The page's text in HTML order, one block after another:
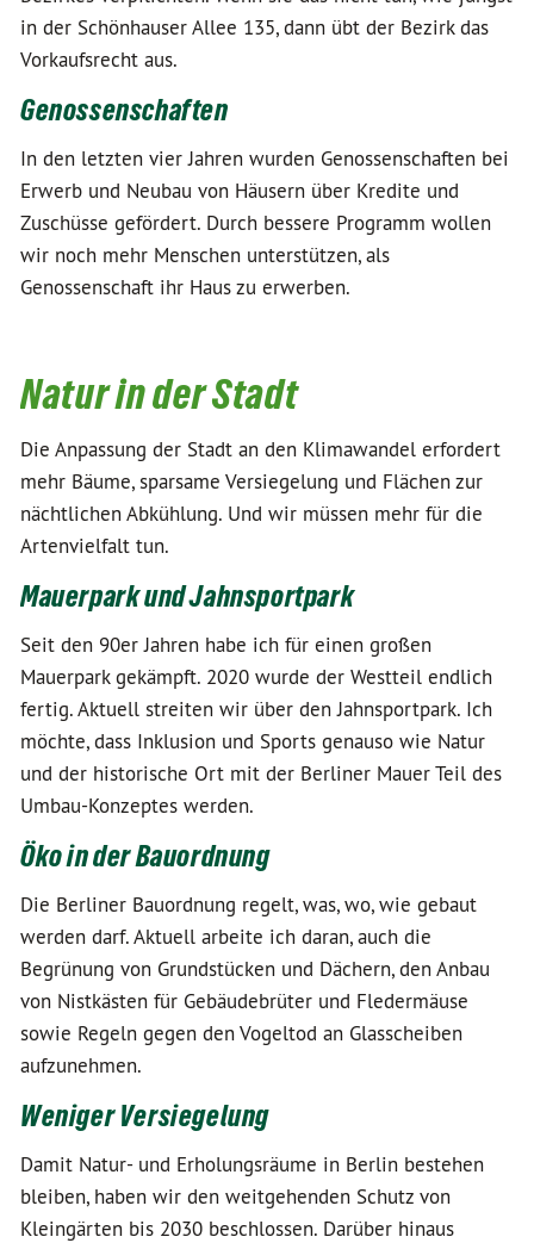
in der Schönhauser Allee 135, dann übt der Bezirk das
Vorkaufsrecht aus.
Genossenschaften
In den letzten vier Jahren wurden Genossenschaften bei
Erwerb und Neubau von Häusern über Kredite und
Zuschüsse gefördert. Durch bessere Programm wollen
wir noch mehr Menschen unterstützen, als
Genossenschaft ihr Haus zu erwerben.
Natur in der Stadt
Die Anpassung der Stadt an den Klimawandel erfordert
mehr Bäume, sparsame Versiegelung und Flächen zur
nächtlichen Abkühlung. Und wir müssen mehr für die
Artenvielfalt tun.
Mauerpark und Jahnsportpark
Seit den 90er Jahren habe ich für einen großen
Mauerpark gekämpft. 2020 wurde der Westteil endlich
fertig. Aktuell streiten wir über den Jahnsportpark. Ich
möchte, dass Inklusion und Sports genauso wie Natur
und der historische Ort mit der Berliner Mauer Teil des
Umbau-Konzeptes werden.
Öko in der Bauordnung
Die Berliner Bauordnung regelt, was, wo, wie gebaut
werden darf. Aktuell arbeite ich daran, auch die
Begrünung von Grundstücken und Dächern, den Anbau
von Nistkästen für Gebäudebrüter und Fledermäuse
sowie Regeln gegen den Vogeltod an Glasscheiben
aufzunehmen.
Weniger Versiegelung
Damit Natur- und Erholungsräume in Berlin bestehen
bleiben, haben wir den weitgehenden Schutz von
Kleingärten bis 2030 beschlossen. Darüber hinaus